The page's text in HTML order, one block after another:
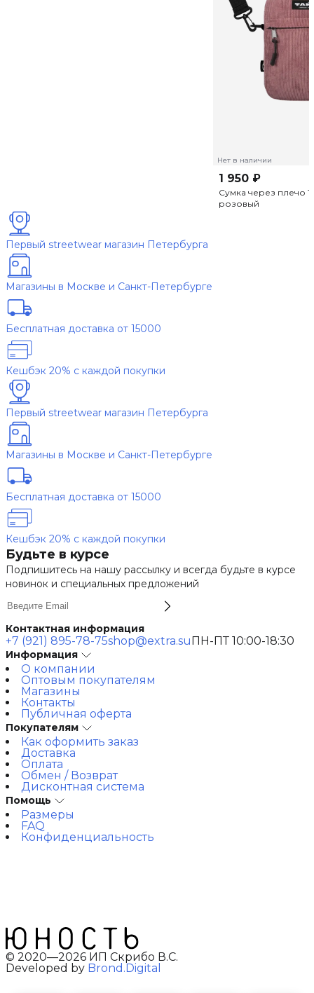
Нет в наличии
1 950 ₽
Сумка через плечо
розовый
Первый streetwear магазин Петербурга
Магазины в Москве и Санкт-Петербурге
Бесплатная доставка от 15000
Кешбэк 20% с каждой покупки
Первый streetwear магазин Петербурга
Магазины в Москве и Санкт-Петербурге
Бесплатная доставка от 15000
Кешбэк 20% с каждой покупки
Будьте в курсе
Подпишитесь на нашу рассылку и всегда будьте в курсе
новинок и специальных предложений
Контактная информация
+7 (921) 895-78-75shop@extra.suПН-ПТ 10:00-18:30
Информация
О компании
Оптовым покупателям
Магазины
Контакты
Публичная оферта
Покупателям
Как оформить заказ
Доставка
Оплата
Обмен / Возврат
Дисконтная система
Помощь
Размеры
FAQ
Конфиденциальность
© 2020—2026 ИП Скрибо В.С.
Developed by Brond.Digital